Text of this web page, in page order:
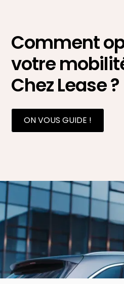
Comment
votre
Chez Lease ?
ON VOUS GUIDE !